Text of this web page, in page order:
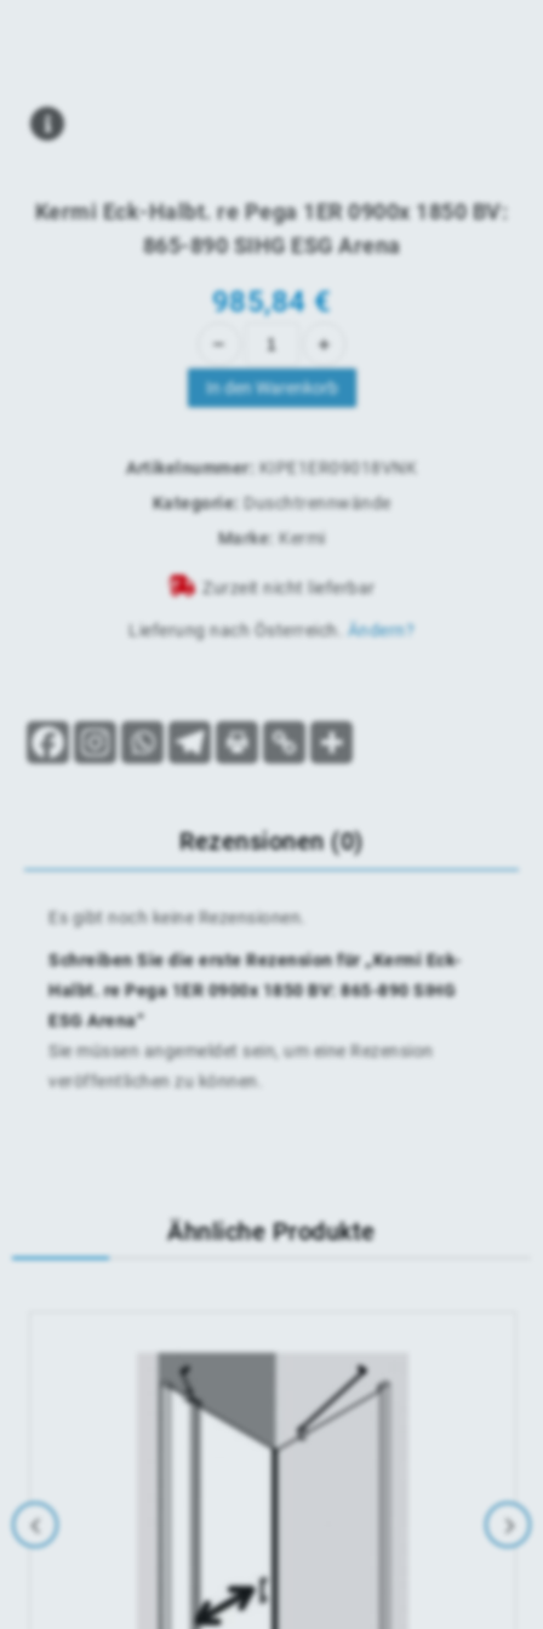
Kermi Eck-Halbt. re Pega 1ER 0900x 1850 BV:
865-890 SIHG ESG Arena
985,84€
In den Warenkorb
Artikelnummer: KIPE1ER09018VNK
Kategorie:
Duschtrennwände
Marke: Kermi
Zurzeit nicht lieferbar
Lieferung nach Österreich Ändern?
Rezensionen (0)
Es gibt noch keine Rezensionen.
Schreiben Sie die erste Rezension für „Kermi Eck-
Halbt. re Pega 1ER 0900x 1850 BV: 865-890 SIHG
ESG Arena“
Sie müssen angemeldet sein, um eine Rezension
veröffentlichen zu können.
Ähnliche Produkte